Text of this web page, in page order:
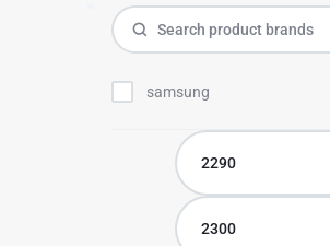
TUNISIE
MOTO / SPORTS & LOISIRS
samsung